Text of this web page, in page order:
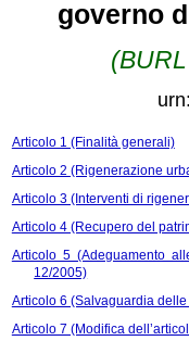
governo
Articolo 1 (Finalità generali)
Articolo 2 (Rigenerazione
Articolo 3 (Interventi di
Articolo 4 (Recupero del
Articolo 5 (Adeguamento
12/2005)
Articolo 6 (Salvaguardia
Articolo 7 (Modifica